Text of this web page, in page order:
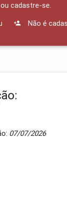
cadastre-se.
Não é
07/07/2026